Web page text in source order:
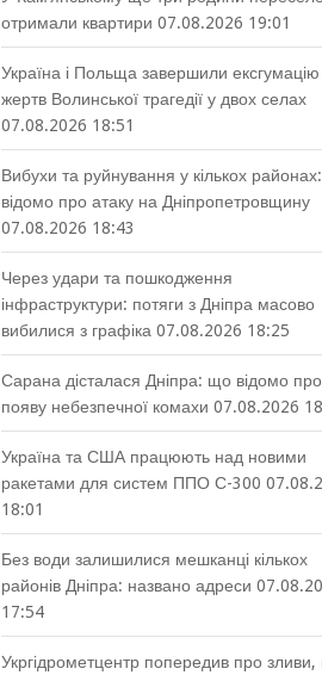
отримали квартири 07.08.2026 19:01
Україна і Польща завершили ексгумацію
жертв Волинської трагедії у двох селах
07.08.2026 18:51
Вибухи та руйнування у кількох
відомо про атаку на Дніпропетровщину
07.08.2026 18:43
Через удари та пошкодження
інфраструктури: потяги з Дніпра масово
вибилися з графіка 07.08.2026 18:25
Сарана дісталася Дніпра: що відомо про
появу небезпечної комахи 07.08.2026
Україна та США працюють над новими
ракетами для систем ППО С-300
18:01
Без води залишилися мешканці кількох
районів Дніпра: названо адреси
17:54
Укргідрометцентр попередив про зливи,